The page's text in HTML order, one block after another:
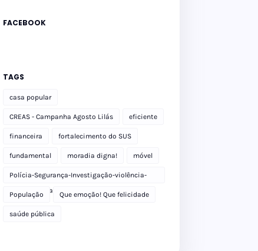
FACEBOOK
TAGS
casa popular
CREAS - Campanha Agosto Lilás eficiente
financeira fortalecimento do SUS
fundamental moradia digna! móvel
Polícia-Segurança-Investigação-violência-
Polícia Militar-delegacia
População Que emoção! Que felicidade
saúde pública